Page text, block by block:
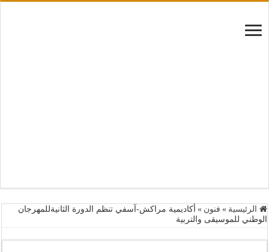
الرئيسية » فنون » أكاديمية مراكش-آسفي تنظم الدورة الثانيةللمهرجان
الوطني للموسيقى والتربية